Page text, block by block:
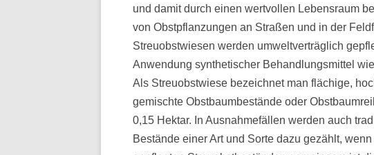
und damit durch einen wertvollen Lebensraum
von Obstpflanzungen an Straßen und in der
Streuobstwiesen werden umweltverträglich
Anwendung synthetischer Behandlungsmittel
Als Streuobstwiese bezeichnet man flächige,
gemischte Obstbaumbestände oder
0,15 Hektar. In Ausnahmefällen werden auch
Bestände einer Art und Sorte dazu gezählt,